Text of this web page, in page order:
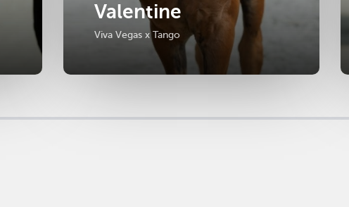
Valentine
Viva Vegas x Tango